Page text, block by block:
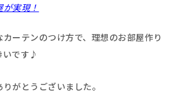
実現！
ーテンのつけ方で、理想のお部屋作り
いです♪
がとうございました。